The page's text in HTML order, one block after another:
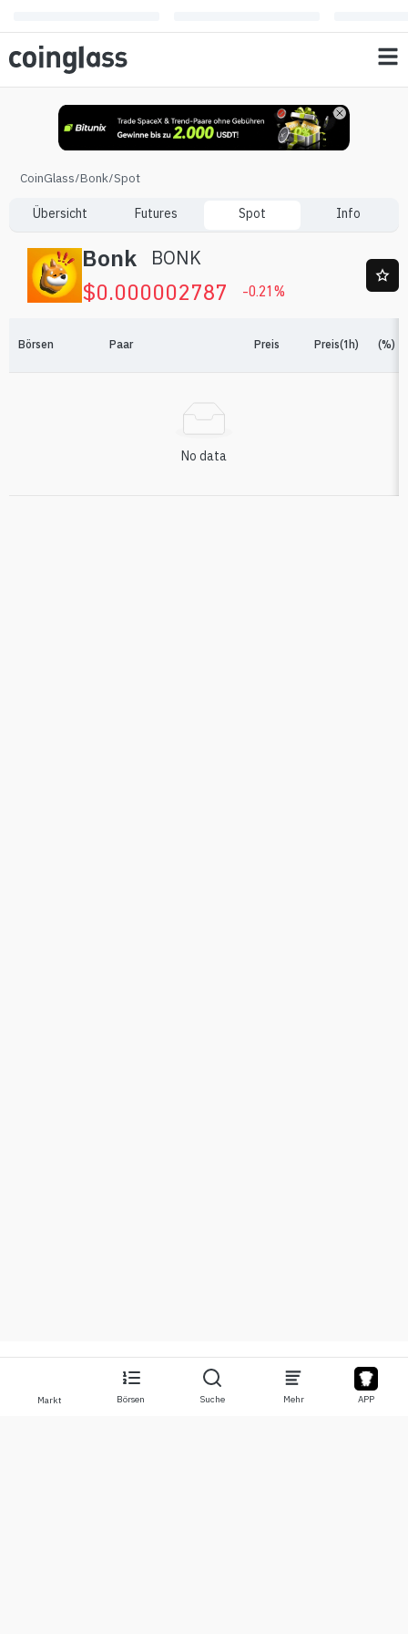
CoinGlass/Bonk/Spot
Übersicht Futures Spot Info
Bonk BONK
$0.000002787 -0.21 %
Börsen Paar Preis Preis(1h) (%)
No data
Markt Börsen Suche Mehr APP